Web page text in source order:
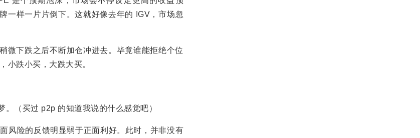
一样一片片倒下。这就好像去年的 IGV，市场忽
微下跌之后不断加仓冲进去。毕竟谁能拒绝个位
小跌小买，大跌大买。
（买过 p2p 的知道我说的什么感觉吧）
风险的反馈明显弱于正面利好。此时，并非没有